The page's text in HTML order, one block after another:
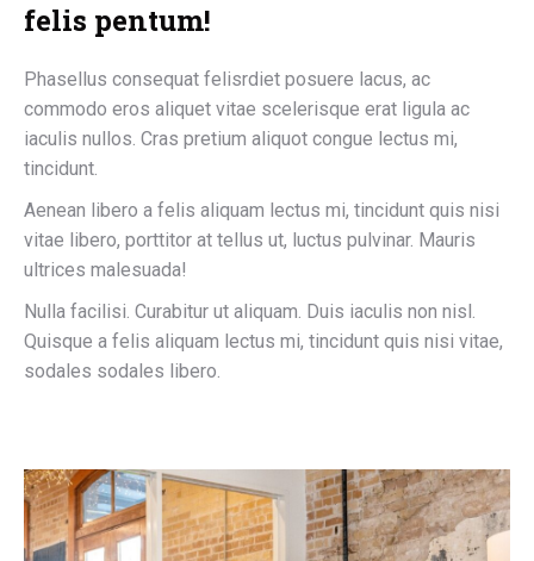
felis pentum!
Phasellus consequat felisrdiet posuere lacus, ac
commodo eros aliquet vitae scelerisque erat ligula ac
iaculis nullos. Cras pretium aliquot congue lectus mi,
tincidunt.
Aenean libero a felis aliquam lectus mi, tincidunt quis nisi
vitae libero, porttitor at tellus ut, luctus pulvinar. Mauris
ultrices malesuada!
Nulla facilisi. Curabitur ut aliquam. Duis iaculis non nisl.
Quisque a felis aliquam lectus mi, tincidunt quis nisi vitae,
sodales sodales libero.